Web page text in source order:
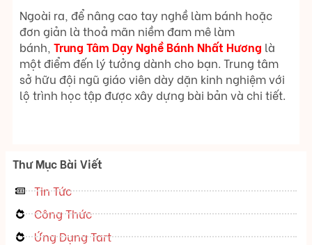
Ngoài ra, để nâng cao tay nghề làm bánh hoặc
đơn giản là thoả mãn niềm đam mê làm
bánh, Trung Tâm Dạy Nghề Bánh Nhất Hương là
một điểm đến lý tưởng dành cho bạn. Trung tâm
sở hữu đội ngũ giáo viên dày dặn kinh nghiệm với
lộ trình học tập được xây dựng bài bản và chi tiết.
Thư Mục Bài Viết
Tin Tức
Công Thức
Ứng Dụng Tart